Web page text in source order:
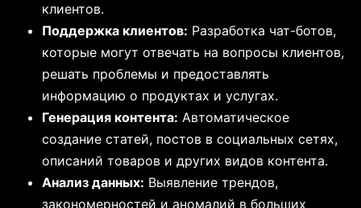
клиентов.
Поддержка клиентов: Разработка чат-ботов,
которые могут отвечать на вопросы клиентов,
решать проблемы и предоставлять
информацию о продуктах и услугах.
Генерация контента: Автоматическое
создание статей, постов в социальных сетях,
описаний товаров и других видов контента.
Анализ данных: Выявление трендов,
закономерностей и аномалий в больших